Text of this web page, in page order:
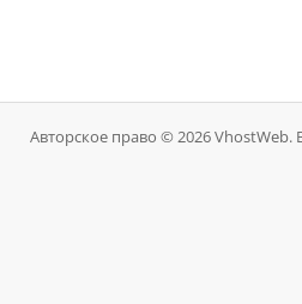
Авторское право © 2026